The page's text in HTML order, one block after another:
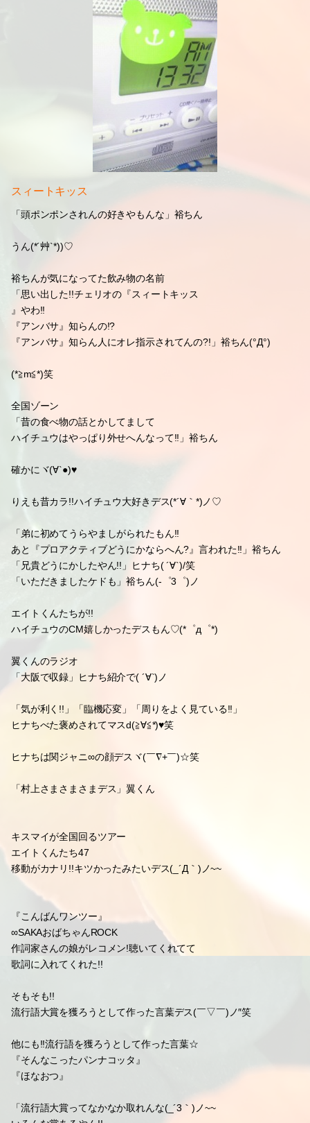
スィートキッス
裕ちんが気になってた飲み物の名前
「思い出した!!チェリオの『スィートキッス
『アンバサ』知らんの!?
全国ゾーン
「昔の食べ物の話とかしてまして
ハイチュウはやっぱり外せへんなって!!」裕ちん
確かにヾ(∀`●)♥
「弟に初めてうらやましがられたもん!!
「兄貴どうにかしたやん!!」ヒナち( ´∀`)/笑
「いただきましたケドも」裕ちん(-゜3゜)ノ
エイトくんたちが!!
「気が利く!!」「臨機応変」「周りをよく見ている!!」
ヒナちべた褒めされてマスd(≧∀≦*)♥笑
ヒナちは関ジャニ∞の顔デスヾ(￣∇+￣)☆笑
「村上さまさまさまデス」翼くん
エイトくんたち47
移動がカナリ!!キツかったみたいデス(_´Д｀)ノ~~
『こんばんワンツー』
∞SAKAおばちゃんROCK
歌詞に入れてくれた!!